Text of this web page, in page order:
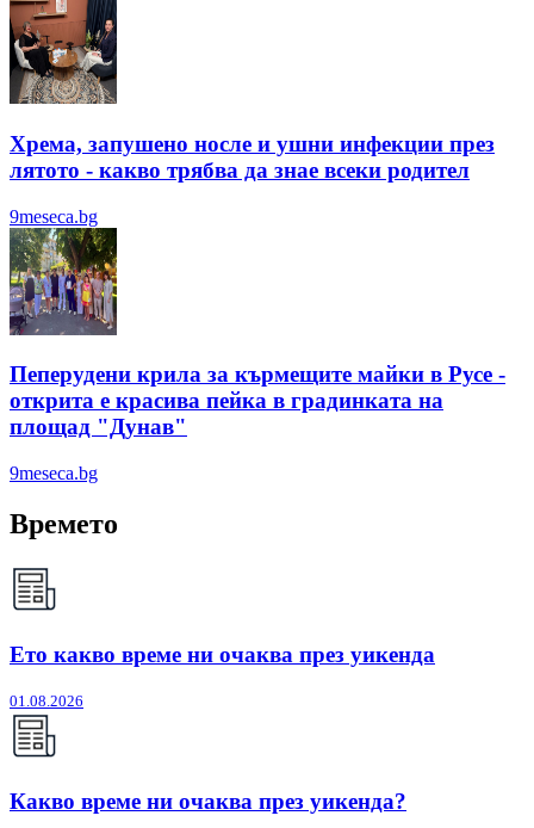
Хрема, запушено носле и ушни инфекции през
лятотo - какво трябва да знае всеки родител
9meseca.bg
Пеперудени крила за кърмещите майки в Русе -
открита е красива пейка в градинката на
площад "Дунав"
9meseca.bg
Времето
Ето какво време ни очаква през уикенда
01.08.2026
Какво време ни очаква през уикенда?